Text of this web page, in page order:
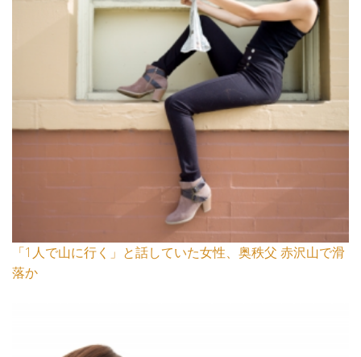
「1人で山に行く」と話していた女性、奥秩父 赤沢山で滑
落か